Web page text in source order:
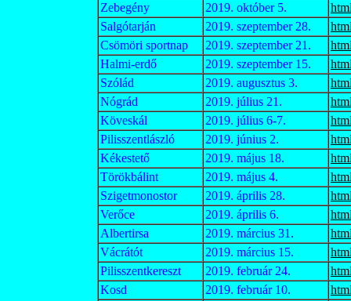
Zebegény
2019. október 5.
Salgótarján
2019. szeptember 28.
Csömöri sportnap
2019. szeptember 21.
Halmi-erdő
2019. szeptember 15.
Szólád
2019. augusztus 3.
Nógrád
2019. július 21.
Köveskál
2019. július 6-7.
Pilisszentlászló
2019. június 2.
Kékestető
2019. május 18.
Törökbálint
2019. május 4.
Szigetmonostor
2019. április 28.
Verőce
2019. április 6.
Albertirsa
2019. március 31.
Vácrátót
2019. március 15.
Pilisszentkereszt
2019. február 24.
Kosd
2019. február 10.